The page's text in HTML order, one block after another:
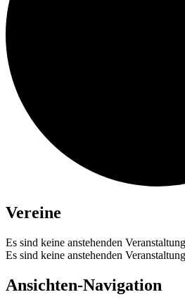
Vereine
Es sind keine anstehenden
Es sind keine anstehenden
Ansichten-Navigation